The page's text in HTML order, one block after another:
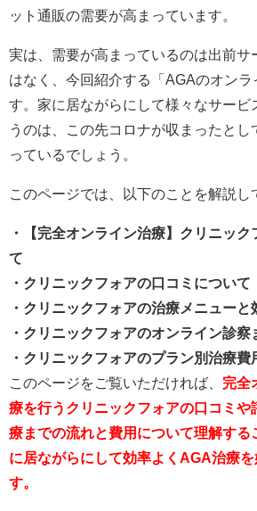
ット通販の需要が高まっています。
実は、需要が高まっているのは出前サ
はなく、今回紹介する「AGAのオン
す。家に居ながらにして様々なサービ
うのは、この先コロナが収まったとし
っているでしょう。
このページでは、以下のことを解説し
・【完全オンライン治療】クリニッ
て
・クリニックフォアの口コミについて
・クリニックフォアの治療メニューと
・クリニックフォアのオンライン診
・クリニックフォアのプラン別治療費
このページをご覧いただければ、 完全
療を行うクリニックフォアの口コミや
療までの流れと費用について理解する
に居ながらにして効率よくAGA治療
す。